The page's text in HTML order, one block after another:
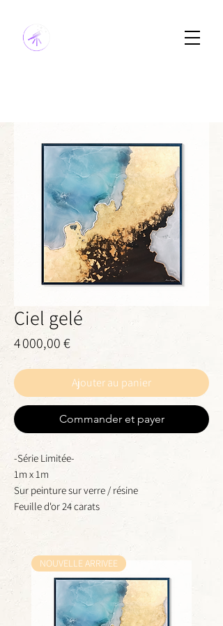
Ciel gelé
4 000,00 €Prix
Ajouter au panier
Commander et payer
-Série Limitée-
1m x 1m
Sur peinture sur verre / résine
Feuille d'or 24 carats
NOUVELLE ARRIVEE